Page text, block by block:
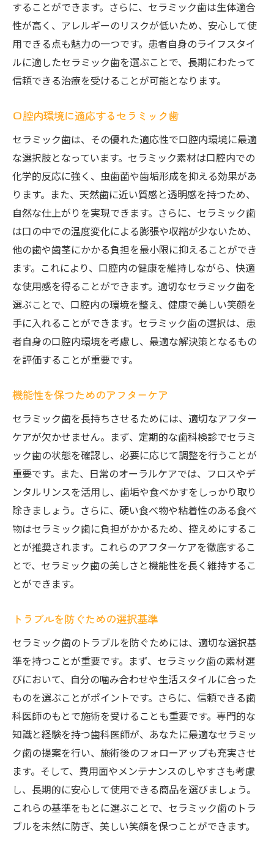
することができます。さらに、セラミック歯は生体適合
性が高く、アレルギーのリスクが低いため、安心して使
用できる点も魅力の一つです。患者自身のライフスタイ
ルに適したセラミック歯を選ぶことで、長期にわたって
信頼できる治療を受けることが可能となります。
口腔内環境に適応するセラミック歯
セラミック歯は、その優れた適応性で口腔内環境に最適
な選択肢となっています。セラミック素材は口腔内での
化学的反応に強く、虫歯菌や歯垢形成を抑える効果があ
ります。また、天然歯に近い質感と透明感を持つため、
自然な仕上がりを実現できます。さらに、セラミック歯
は口の中での温度変化による膨張や収縮が少ないため、
他の歯や歯茎にかかる負担を最小限に抑えることができ
ます。これにより、口腔内の健康を維持しながら、快適
な使用感を得ることができます。適切なセラミック歯を
選ぶことで、口腔内の環境を整え、健康で美しい笑顔を
手に入れることができます。セラミック歯の選択は、患
者自身の口腔内環境を考慮し、最適な解決策となるもの
を評価することが重要です。
機能性を保つためのアフターケア
セラミック歯を長持ちさせるためには、適切なアフター
ケアが欠かせません。まず、定期的な歯科検診でセラミ
ック歯の状態を確認し、必要に応じて調整を行うことが
重要です。また、日常のオーラルケアでは、フロスやデ
ンタルリンスを活用し、歯垢や食べかすをしっかり取り
除きましょう。さらに、硬い食べ物や粘着性のある食べ
物はセラミック歯に負担がかかるため、控えめにするこ
とが推奨されます。これらのアフターケアを徹底するこ
とで、セラミック歯の美しさと機能性を長く維持するこ
とができます。
トラブルを防ぐための選択基準
セラミック歯のトラブルを防ぐためには、適切な選択基
準を持つことが重要です。まず、セラミック歯の素材選
びにおいて、自分の噛み合わせや生活スタイルに合った
ものを選ぶことがポイントです。さらに、信頼できる歯
科医師のもとで施術を受けることも重要です。専門的な
知識と経験を持つ歯科医師が、あなたに最適なセラミッ
ク歯の提案を行い、施術後のフォローアップも充実させ
ます。そして、費用面やメンテナンスのしやすさも考慮
し、長期的に安心して使用できる商品を選びましょう。
これらの基準をもとに選ぶことで、セラミック歯のトラ
ブルを未然に防ぎ、美しい笑顔を保つことができます。